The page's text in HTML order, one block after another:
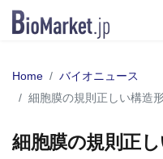
Home
バイオニュース
細胞膜の規則正しい構造
細胞膜の規則正